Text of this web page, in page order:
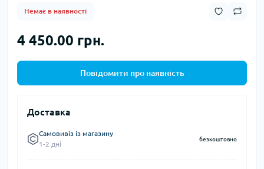
Немає в наявності
4 450.00 грн.
Повідомити про наявність
Доставка
Самовивіз із магазину
1-2 дні
безкоштовно